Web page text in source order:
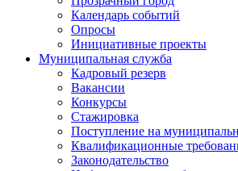
Календарь событий
Опросы
Инициативные проекты
Муниципальная служба
Кадровый резерв
Вакансии
Конкурсы
Стажировка
Поступление на
Квалификационные
Законодательство